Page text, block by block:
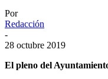
Por
Redacción
-
28 octubre 2019
El pleno del